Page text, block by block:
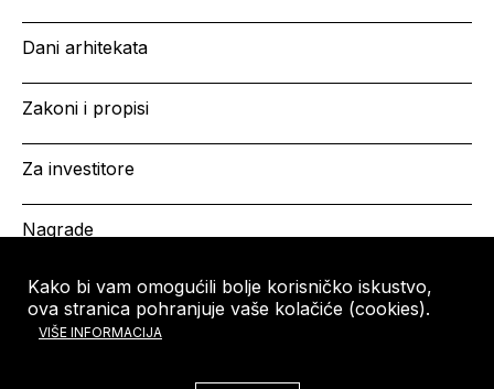
Kako bi vam omogućili bolje korisničko iskustvo,
ova stranica pohranjuje vaše kolačiće (cookies).
VIŠE INFORMACIJA
Dani arhitekata
Zakoni i propisi
Za investitore
Nagrade
HRVATSKA KOMORA
ARHITEKATA
Copyright © HKA 2026